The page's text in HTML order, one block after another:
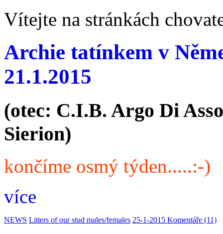
Vítejte na stránkách
Archie tatínkem v
21.1.2015
(otec: C.I.B. Argo Di
Sierion)
končíme osmý týden.....:-)
více
NEWS Litters of our stud males/females 25-1-2015 Komentáře (11)